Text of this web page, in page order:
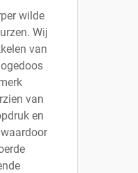
wilde
Wij
van
van
en